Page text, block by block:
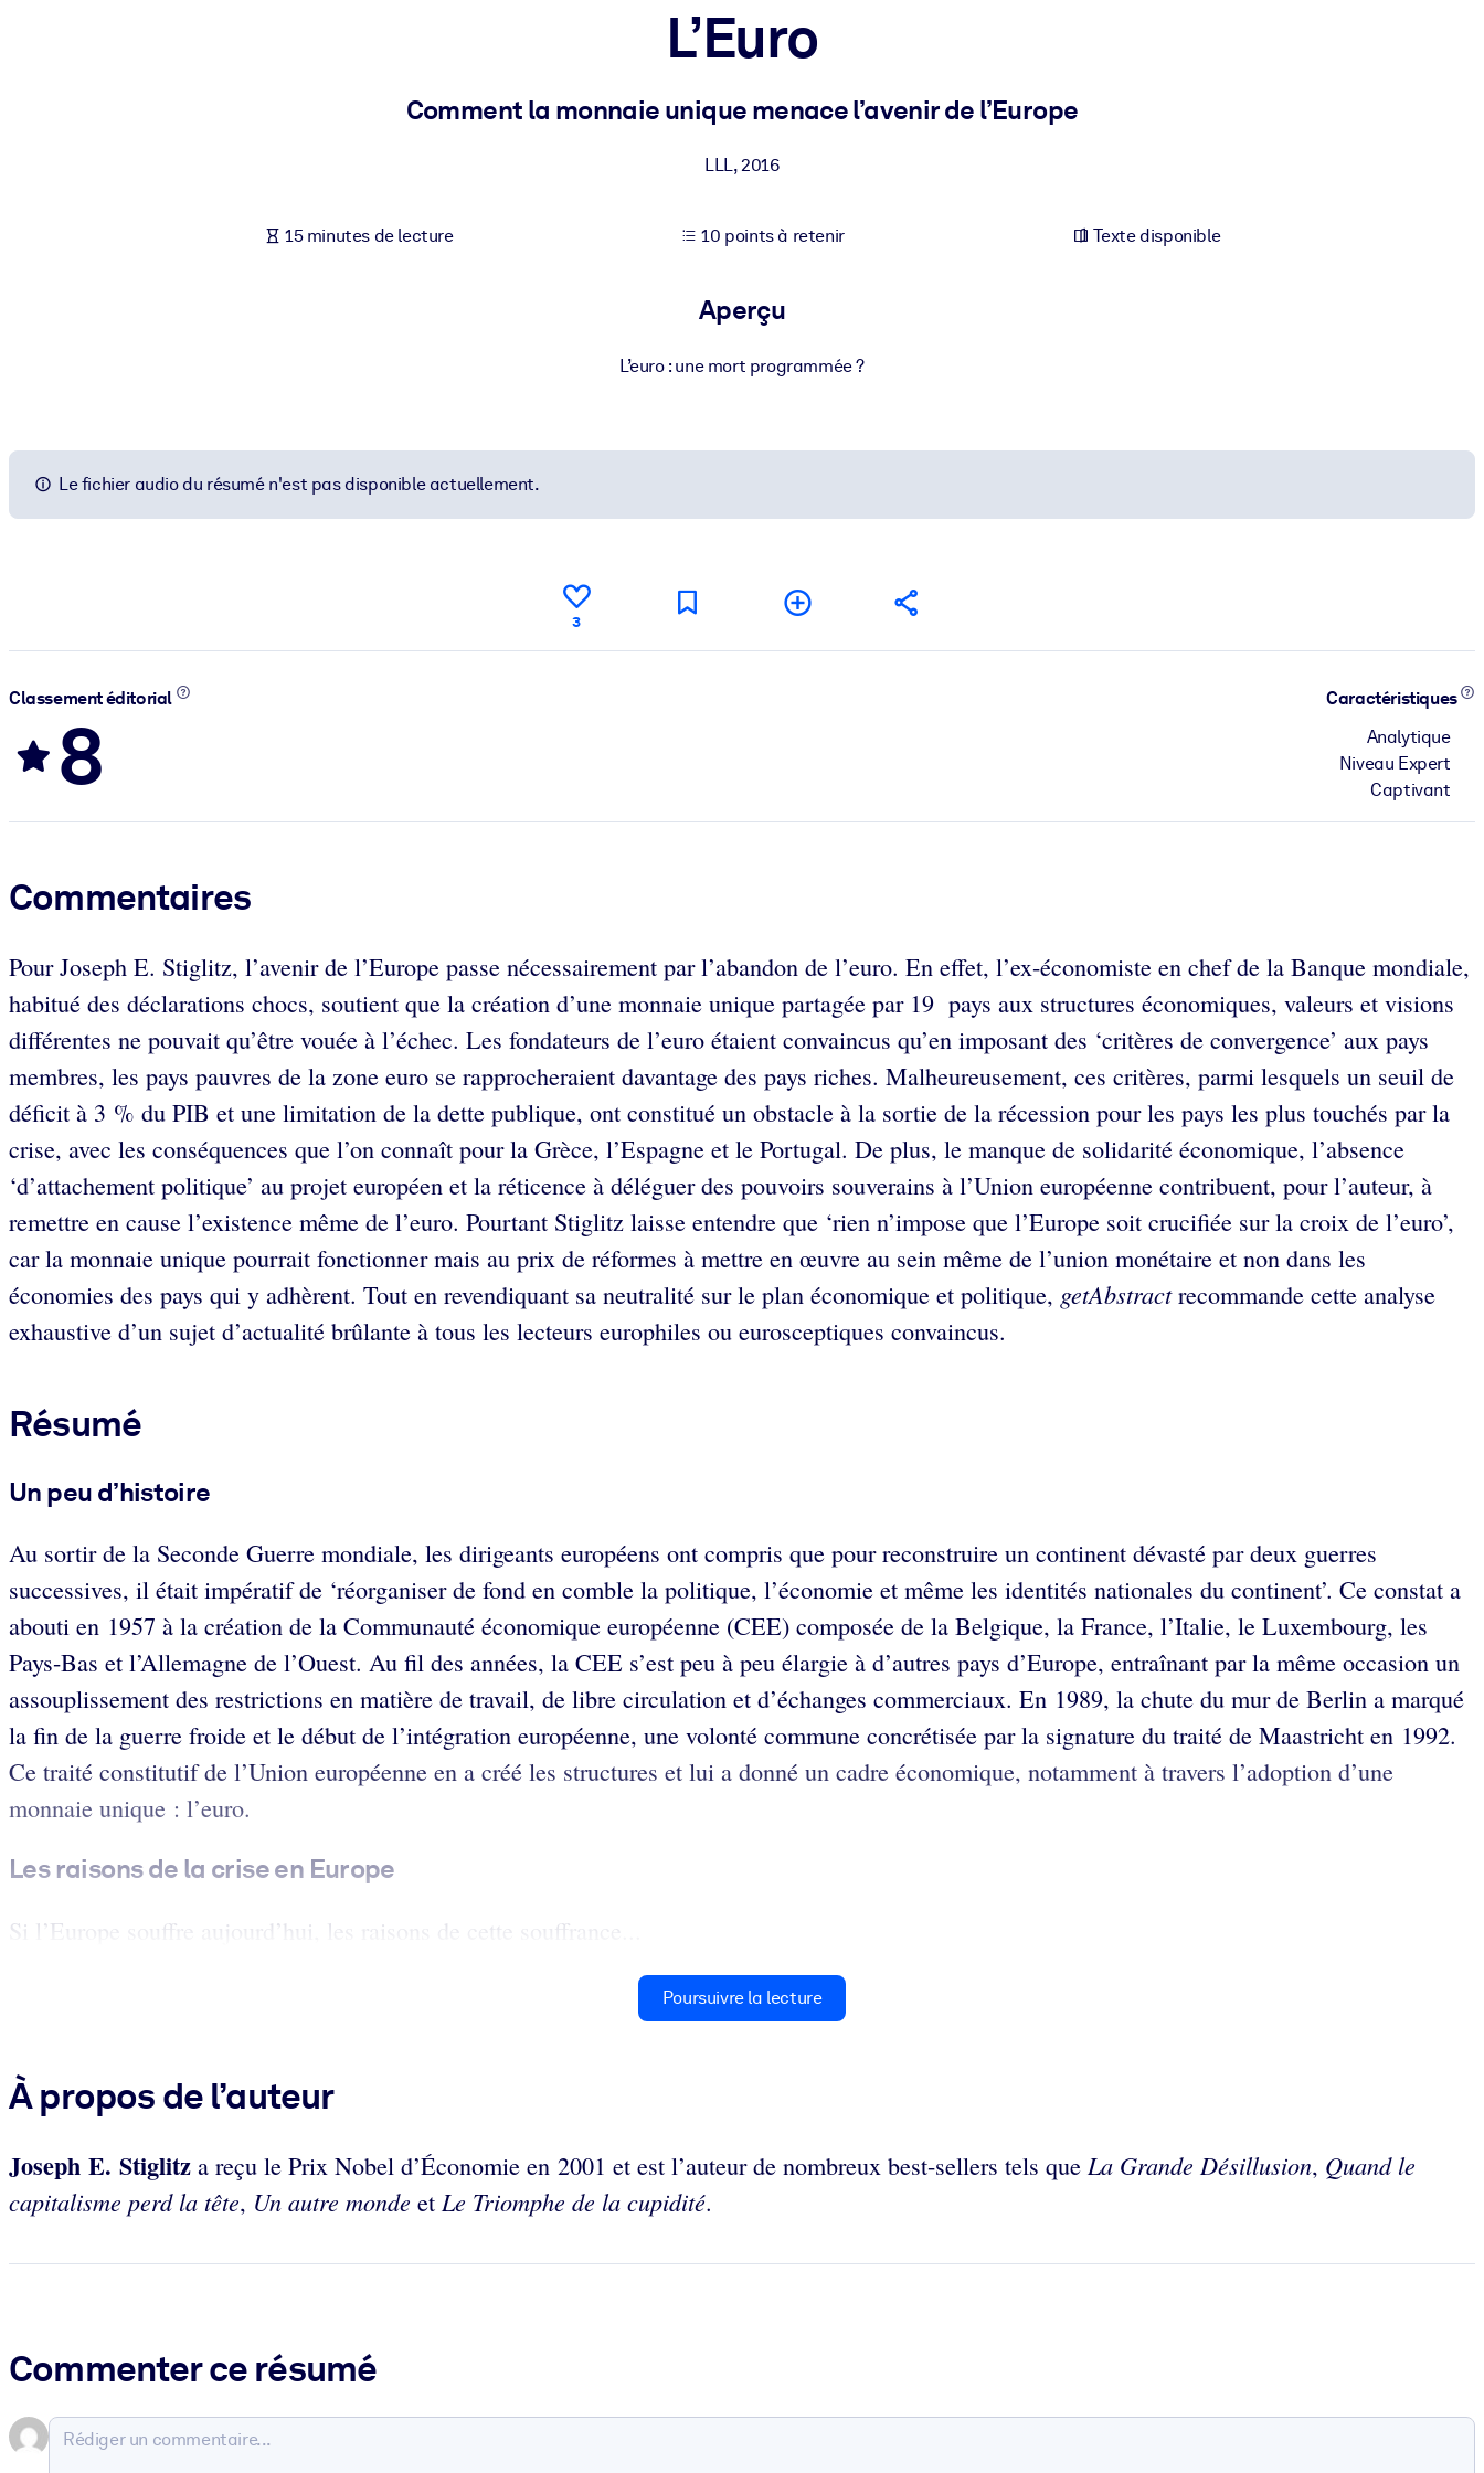
Enrichissez votre bibliothèque d'entreprise avec des connaissances commerciales fiables et prêtes à l'emploi.
Alimentez vos systèmes d'IA avec des connaissances fiables et structurées pour améliorer les résultats.
L’Euro
Comment la monnaie unique menace l’avenir de l’Europe
LLL,2016
15 minutes de lecture 10 points à retenir Texte disponible
Aperçu
L’euro : une mort programmée ?
Le fichier audio du résumé n'est pas disponible actuellement.
3
Classement éditorial
8
Caractéristiques
Analytique
Niveau Expert
Captivant
Commentaires
Pour Joseph E. Stiglitz, l’avenir de l’Europe passe nécessairement par l’abandon de l’euro. En effet, l’ex-économiste en chef de la Banque mondiale,
habitué des déclarations chocs, soutient que la création d’une monnaie unique partagée par 19 pays aux structures économiques, valeurs et visions
différentes ne pouvait qu’être vouée à l’échec. Les fondateurs de l’euro étaient convaincus qu’en imposant des ‘critères de convergence’ aux pays
membres, les pays pauvres de la zone euro se rapprocheraient davantage des pays riches. Malheureusement, ces critères, parmi lesquels un seuil de
déficit à 3 % du PIB et une limitation de la dette publique, ont constitué un obstacle à la sortie de la récession pour les pays les plus touchés par la
crise, avec les conséquences que l’on connaît pour la Grèce, l’Espagne et le Portugal. De plus, le manque de solidarité économique, l’absence
‘d’attachement politique’ au projet européen et la réticence à déléguer des pouvoirs souverains à l’Union européenne contribuent, pour l’auteur, à
remettre en cause l’existence même de l’euro. Pourtant Stiglitz laisse entendre que ‘rien n’impose que l’Europe soit crucifiée sur la croix de l’euro’,
car la monnaie unique pourrait fonctionner mais au prix de réformes à mettre en œuvre au sein même de l’union monétaire et non dans les
économies des pays qui y adhèrent. Tout en revendiquant sa neutralité sur le plan économique et politique, getAbstractrecommande cette analyse
exhaustive d’un sujet d’actualité brûlante à tous les lecteurs europhiles ou eurosceptiques convaincus.
Résumé
Un peu d’histoire
Au sortir de la Seconde Guerre mondiale, les dirigeants européens ont compris que pour reconstruire un continent dévasté par deux guerres
successives, il était impératif de ‘réorganiser de fond en comble la politique, l’économie et même les identités nationales du continent’. Ce constat a
abouti en 1957 à la création de la Communauté économique européenne (CEE) composée de la Belgique, la France, l’Italie, le Luxembourg, les
Pays-Bas et l’Allemagne de l’Ouest. Au fil des années, la CEE s’est peu à peu élargie à d’autres pays d’Europe, entraînant par la même occasion un
assouplissement des restrictions en matière de travail, de libre circulation et d’échanges commerciaux. En 1989, la chute du mur de Berlin a marqué
la fin de la guerre froide et le début de l’intégration européenne, une volonté commune concrétisée par la signature du traité de Maastricht en 1992.
Ce traité constitutif de l’Union européenne en a créé les structures et lui a donné un cadre économique, notamment à travers l’adoption d’une
monnaie unique : l’euro.
Les raisons de la crise en Europe
Si l’Europe souffre aujourd’hui, les raisons de cette souffrance...
Poursuivre la lecture
À propos de l’auteur
Joseph E. Stiglitz a reçu le Prix Nobel d’Économie en 2001 et est l’auteur de nombreux best-sellers tels que La Grande Désillusion, Quand le
capitalisme perd la tête, Un autre monde et Le Triomphe de la cupidité.
Commenter ce résumé